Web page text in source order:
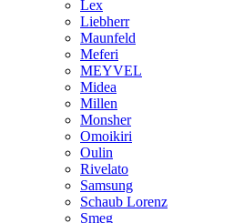
Lex
Liebherr
Maunfeld
Meferi
MEYVEL
Midea
Millen
Monsher
Omoikiri
Oulin
Rivelato
Samsung
Schaub Lorenz
Smeg